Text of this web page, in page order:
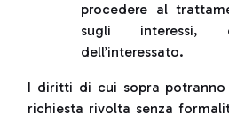
procedere al
sugli
dell’interessato.
I diritti di cui sopra potranno
richiesta rivolta senza